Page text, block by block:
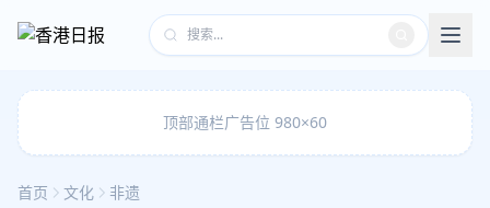
顶部通栏广告位 980×60
首页 文化 非遗